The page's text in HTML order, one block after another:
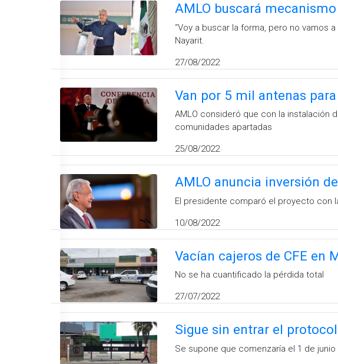
AMLO buscará
“Voy a buscar la forma, pero no vamos
Nayarit.
27/08/2022
Van por 5 mil antenas
AMLO consideró que con la instalación
comunidades apartadas
25/08/2022
AMLO anuncia inversión
El presidente comparó el proyecto con
10/08/2022
Vacían cajeros de CFE en
No se ha cuantificado la pérdida total
27/07/2022
Sigue sin entrar el
Se supone que comenzaría el 1 de junio